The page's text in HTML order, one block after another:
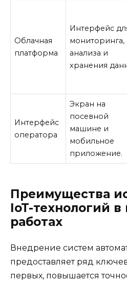
Облачная
платформа
Интерфейс
мониторинга,
анализа и
хранения
Интерфейс
оператора
Экран на
посевной
машине и
мобильное
приложение.
Преимущества
IoT-технологий
работах
Внедрение систем
предоставляет ряд
первых, повышается